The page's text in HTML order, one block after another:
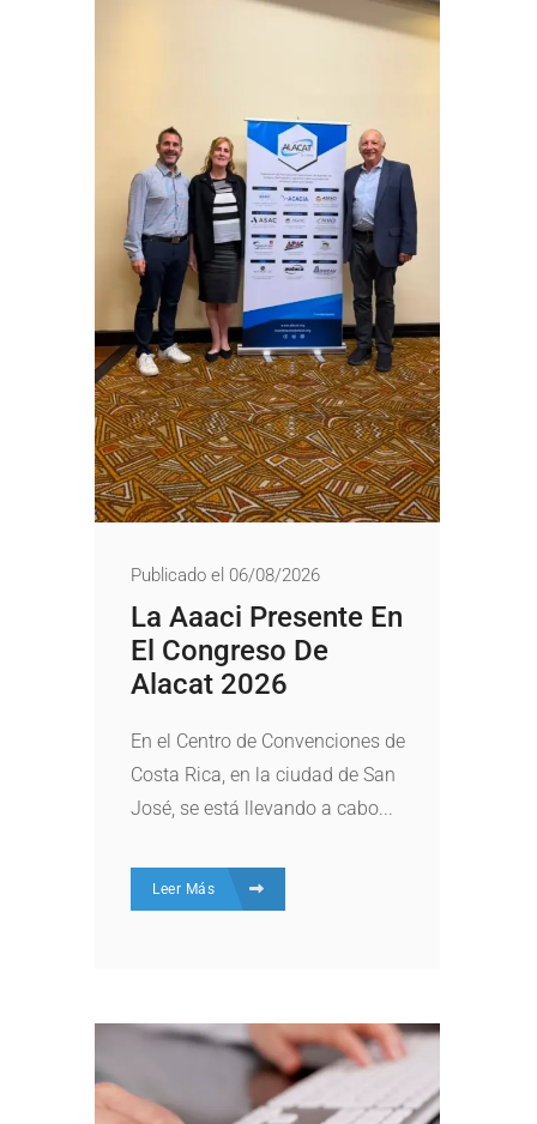
Publicado el 06/08/2026
La Aaaci Presente En
El Congreso De
Alacat 2026
En el Centro de Convenciones de
Costa Rica, en la ciudad de San
José, se está llevando a cabo...
Leer Más